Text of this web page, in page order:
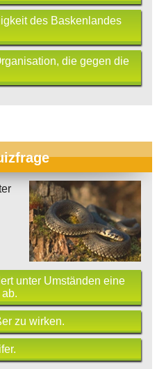
des Baskenlandes
die gegen die
unter Umständen eine
zu wirken.